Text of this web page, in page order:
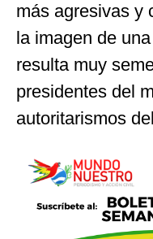
más agresivas y
la imagen de
resulta muy
presidentes del
autoritarismos